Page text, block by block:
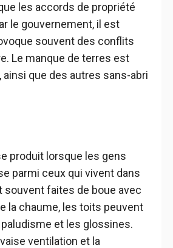
les accords de propriété
le gouvernement, il est
souvent des conflits
Le manque de terres est
que des autres sans-abri
produit lorsque les gens
parmi ceux qui vivent dans
faites de boue avec
la chaume, les toits peuvent
et les glossines.
ventilation et la